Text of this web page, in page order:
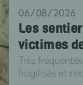
06/08/2026
Les
victimes
Très
fragilisés et